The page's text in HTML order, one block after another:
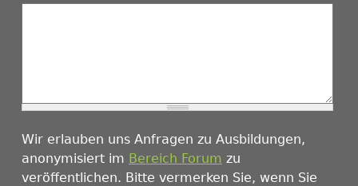
Wir erlauben uns Anfragen zu Ausbildungen,
anonymisiert im Bereich Forum zu
veröffentlichen. Bitte vermerken Sie, wenn Sie